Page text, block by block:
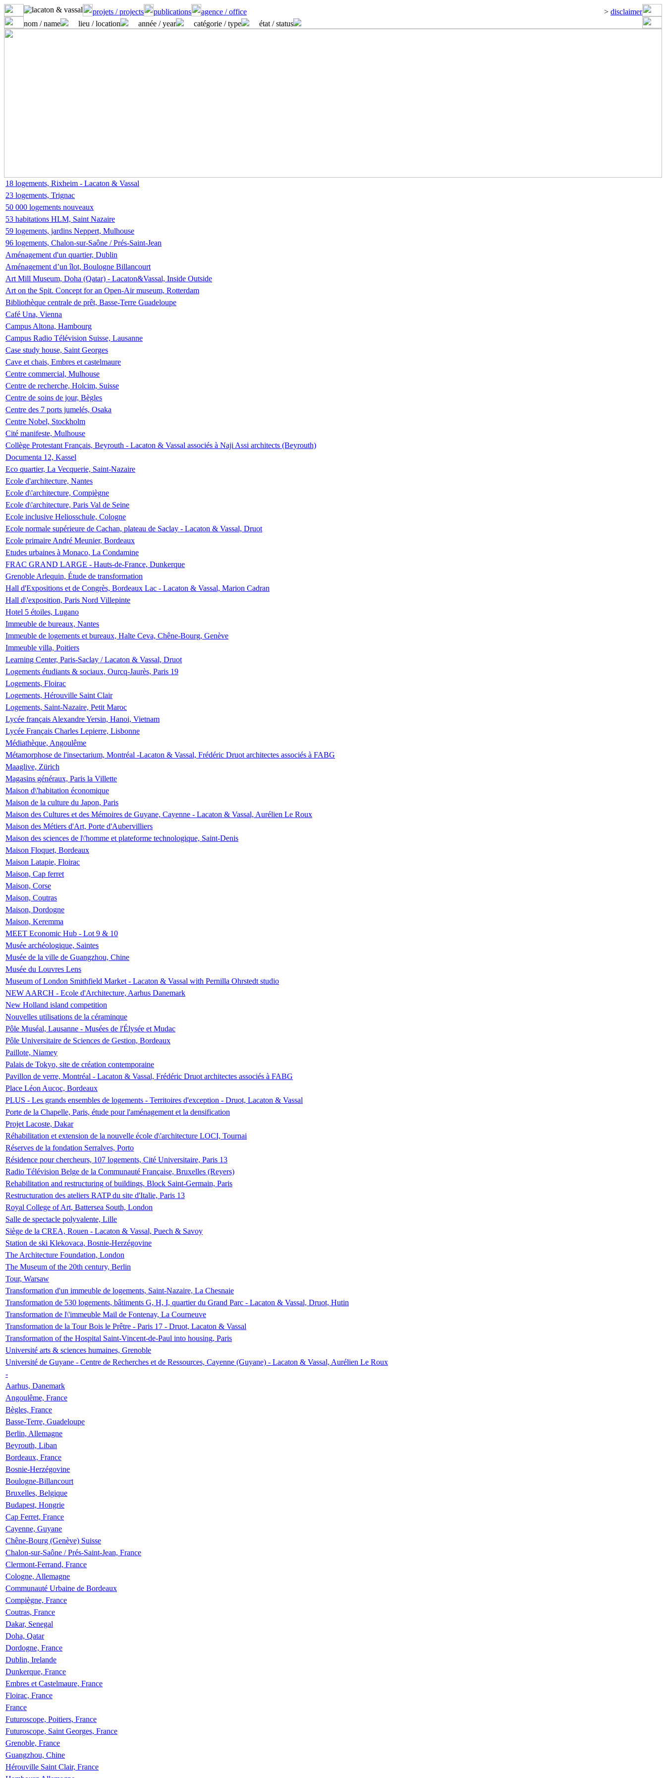
projets / projects publications agence / office > disclaimer
nom / name
lieu / location année / year catégorie / type état / status
18 logements, Rixheim - Lacaton & Vassal
23 logements, Trignac
50 000 logements nouveaux
53 habitations HLM, Saint Nazaire
59 logements, jardins Neppert, Mulhouse
96 logements, Chalon-sur-Saône / Prés-Saint-Jean
Aménagement d'un quartier, Dublin
Aménagement d’un îlot, Boulogne Billancourt
Art Mill Museum, Doha (Qatar) - Lacaton&Vassal, Inside Outside
Art on the Spit. Concept for an Open-Air museum, Rotterdam
Bibliothèque centrale de prêt, Basse-Terre Guadeloupe
Café Una, Vienna
Campus Altona, Hambourg
Campus Radio Télévision Suisse, Lausanne
Case study house, Saint Georges
Cave et chais, Embres et castelmaure
Centre commercial, Mulhouse
Centre de recherche, Holcim, Suisse
Centre de soins de jour, Bègles
Centre des 7 ports jumelés, Osaka
Centre Nobel, Stockholm
Cité manifeste, Mulhouse
Collège Protestant Français, Beyrouth - Lacaton & Vassal associés à Naji Assi architects (Beyrouth)
Documenta 12, Kassel
Eco quartier, La Vecquerie, Saint-Nazaire
Ecole d'architecture, Nantes
Ecole d\'architecture, Compiègne
Ecole d\'architecture, Paris Val de Seine
Ecole inclusive Heliosschule, Cologne
Ecole normale supérieure de Cachan, plateau de Saclay - Lacaton & Vassal, Druot
Ecole primaire André Meunier, Bordeaux
Etudes urbaines à Monaco, La Condamine
FRAC GRAND LARGE - Hauts-de-France, Dunkerque
Grenoble Arlequin, Étude de transformation
Hall d'Expositions et de Congrès, Bordeaux Lac - Lacaton & Vassal, Marion Cadran
Hall d\'exposition, Paris Nord Villepinte
Hotel 5 étoiles, Lugano
Immeuble de bureaux, Nantes
Immeuble de logements et bureaux, Halte Ceva, Chêne-Bourg, Genève
Immeuble villa, Poitiers
Learning Center, Paris-Saclay / Lacaton & Vassal, Druot
Logements étudiants & sociaux, Ourcq-Jaurès, Paris 19
Logements, Floirac
Logements, Hérouville Saint Clair
Logements, Saint-Nazaire, Petit Maroc
Lycée français Alexandre Yersin, Hanoi, Vietnam
Lycée Français Charles Lepierre, Lisbonne
Médiathèque, Angoulême
Métamorphose de l'insectarium, Montréal -Lacaton & Vassal, Frédéric Druot architectes associés à FABG
Maaglive, Zürich
Magasins généraux, Paris la Villette
Maison d\'habitation économique
Maison de la culture du Japon, Paris
Maison des Cultures et des Mémoires de Guyane, Cayenne - Lacaton & Vassal, Aurélien Le Roux
Maison des Métiers d'Art, Porte d'Aubervilliers
Maison des sciences de l\'homme et plateforme technologique, Saint-Denis
Maison Floquet, Bordeaux
Maison Latapie, Floirac
Maison, Cap ferret
Maison, Corse
Maison, Coutras
Maison, Dordogne
Maison, Keremma
MEET Economic Hub - Lot 9 & 10
Musée archéologique, Saintes
Musée de la ville de Guangzhou, Chine
Musée du Louvres Lens
Museum of London Smithfield Market - Lacaton & Vassal with Pernilla Ohrstedt studio
NEW AARCH - Ecole d'Architecture, Aarhus Danemark
New Holland island competition
Nouvelles utilisations de la céraminque
Pôle Muséal, Lausanne - Musées de l'Élysée et Mudac
Pôle Universitaire de Sciences de Gestion, Bordeaux
Paillote, Niamey
Palais de Tokyo, site de création contemporaine
Pavillon de verre, Montréal - Lacaton & Vassal, Frédéric Druot architectes associés à FABG
Place Léon Aucoc, Bordeaux
PLUS - Les grands ensembles de logements - Territoires d'exception - Druot, Lacaton & Vassal
Porte de la Chapelle, Paris, étude pour l'aménagement et la densification
Projet Lacoste, Dakar
Réhabilitation et extension de la nouvelle école d\'architecture LOCI, Tournai
Réserves de la fondation Serralves, Porto
Résidence pour chercheurs, 107 logements, Cité Universitaire, Paris 13
Radio Télévision Belge de la Communauté Française, Bruxelles (Reyers)
Rehabilitation and restructuring of buildings, Block Saint-Germain, Paris
Restructuration des ateliers RATP du site d'Italie, Paris 13
Royal College of Art, Battersea South, London
Salle de spectacle polyvalente, Lille
Siège de la CREA, Rouen - Lacaton & Vassal, Puech & Savoy
Station de ski Klekovaca, Bosnie-Herzégovine
The Architecture Foundation, London
The Museum of the 20th century, Berlin
Tour, Warsaw
Transformation d'un immeuble de logements, Saint-Nazaire, La Chesnaie
Transformation de 530 logements, bâtiments G, H, I, quartier du Grand Parc - Lacaton & Vassal, Druot, Hutin
Transformation de l\'immeuble Mail de Fontenay, La Courneuve
Transformation de la Tour Bois le Prêtre - Paris 17 - Druot, Lacaton & Vassal
Transformation of the Hospital Saint-Vincent-de-Paul into housing, Paris
Université arts & sciences humaines, Grenoble
Université de Guyane - Centre de Recherches et de Ressources, Cayenne (Guyane) - Lacaton & Vassal, Aurélien Le Roux
-
Aarhus, Danemark
Angoulême, France
Bègles, France
Basse-Terre, Guadeloupe
Berlin, Allemagne
Beyrouth, Liban
Bordeaux, France
Bosnie-Herzégovine
Boulogne-Billancourt
Bruxelles, Belgique
Budapest, Hongrie
Cap Ferret, France
Cayenne, Guyane
Chêne-Bourg (Genève) Suisse
Chalon-sur-Saône / Prés-Saint-Jean, France
Clermont-Ferrand, France
Cologne, Allemagne
Communauté Urbaine de Bordeaux
Compiègne, France
Coutras, France
Dakar, Senegal
Doha, Qatar
Dordogne, France
Dublin, Irelande
Dunkerque, France
Embres et Castelmaure, France
Floirac, France
France
Futuroscope, Poitiers, France
Futuroscope, Saint Georges, France
Grenoble, France
Guangzhou, Chine
Hérouville Saint Clair, France